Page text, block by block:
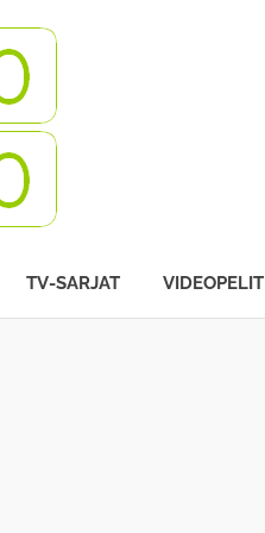
TV-SARJAT VIDEOPELIT